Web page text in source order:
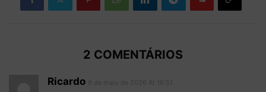
2 COMENTÁRIOS
Ricardo